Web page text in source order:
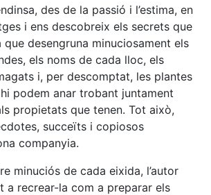
des de la passió i l’estima, en
i ens descobreix els secrets que
que desengruna minuciosament els
els noms de cada lloc, els
i, per descomptat, les plantes
podem anar trobant juntament
propietats que tenen. Tot això,
succeïts i copiosos
companyia.
minuciós de cada eixida, l’autor
a recrear-la com a preparar els